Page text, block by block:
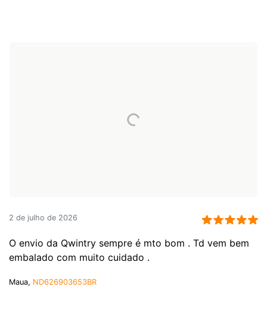
2 de julho de 2026
O envio da Qwintry sempre é mto bom . Td vem bem
embalado com muito cuidado .
Maua, ND626903653BR